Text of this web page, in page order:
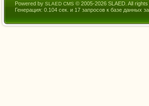
Powered by SLAED CMS © 2005-2026 SLAED. All rights
Генерация: 0.104 сек. и 17 запросов к базе данных